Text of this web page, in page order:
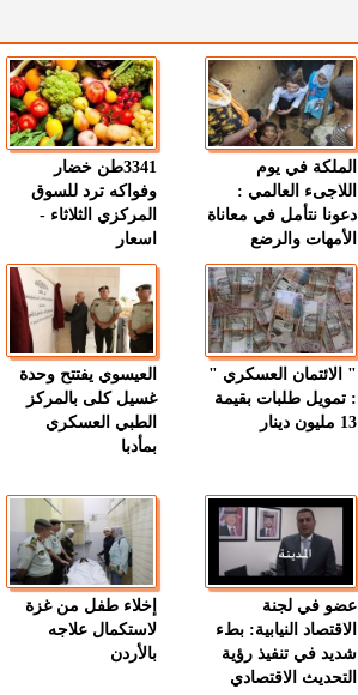
الملكة في يوم
اللاجىء العالمي :
دعونا نتأمل في معاناة
الأمهات والرضع
3341طن خضار
وفواكه ترد للسوق
المركزي الثلاثاء -
اسعار
" الائتمان العسكري "
: تمويل طلبات بقيمة
13 مليون دينار
العيسوي يفتتح وحدة
غسيل كلى بالمركز
الطبي العسكري
بمأدبا
عضو في لجنة
الاقتصاد النيابية: بطء
شديد في تنفيذ رؤية
التحديث الاقتصادي
إخلاء طفل من غزة
لاستكمال علاجه
بالأردن